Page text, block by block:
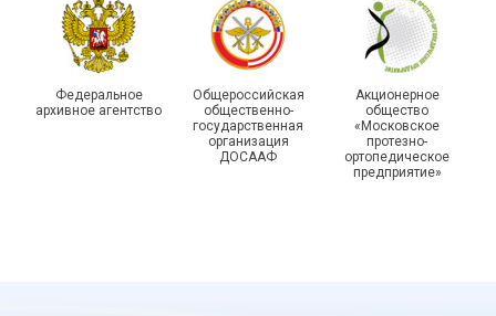
Федеральное
архивное агентство
Общероссийская
общественно-
государственная
организация
ДОСААФ
Акционерное
общество
«Московское
протезно-
ортопедическое
предприятие»